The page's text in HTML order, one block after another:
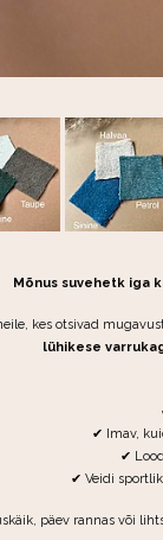
Mõnus suvehetk iga
kes otsivad
lühikese
✔ Imav,
✔
✔ Veidi
päev rannas või